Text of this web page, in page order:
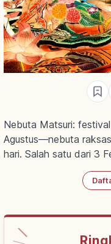
Nebuta Matsuri:
Agustus—nebuta
hari. Salah satu dari 3